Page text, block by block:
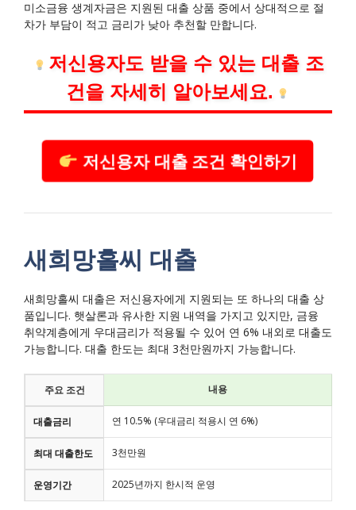
미소금융 생계자금은 지원된 대출 상품 중에서 상대적으로 절
차가 부담이 적고 금리가 낮아 추천할 만합니다.
저신용자도 받을 수 있는 대출 조
건을 자세히 알아보세요.
저신용자 대출 조건 확인하기
새희망홀씨 대출
새희망홀씨 대출은 저신용자에게 지원되는 또 하나의 대출 상
품입니다. 햇살론과 유사한 지원 내역을 가지고 있지만, 금융
취약계층에게 우대금리가 적용될 수 있어 연 6% 내외로 대출도
가능합니다. 대출 한도는 최대 3천만원까지 가능합니다.
주요 조건 내용
대출금리 연 10.5% (우대금리 적용시 연 6%)
최대 대출한도 3천만원
운영기간 2025년까지 한시적 운영